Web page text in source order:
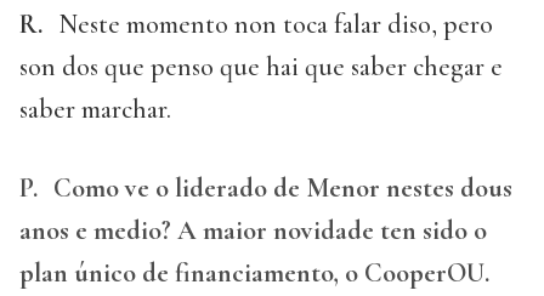
R. Neste momento non toca falar diso, pero
son dos que penso que hai que saber chegar e
saber marchar.
P. Como ve o liderado de Menor nestes dous
anos e medio? A maior novidade ten sido o
plan único de financiamento, o CooperOU.